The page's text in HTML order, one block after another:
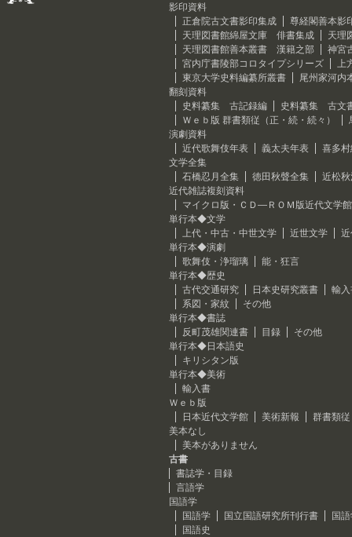
影印資料
正倉院古文書影印集成
尊経閣善本影
天理図書館綿屋文庫 俳書集成
天理
天理図書館善本叢書 漢籍之部
神宮
宮内庁書陵部コロタイプシリーズ
上
東京大学史料編纂所叢書
尾州家河内
翻刻資料
史料纂集 古記録編
史料纂集 古文
Ｗｅｂ版 群書類従（正・続・続々）
演劇資料
近代歌舞伎年表
義太夫年表
喜多
文学全集
石橋忍月全集
徳田秋聲全集
近松
近代雑誌複刻資料
マイクロ版・ＣＤ―ＲＯＭ版近代文学館
単行本◆文学
上代・中古・中世文学
近世文学
単行本◆演劇
歌舞伎・浄瑠璃
能・狂言
単行本◆歴史
古代交通研究
日本史研究叢書
輸
系図・家紋
その他
単行本◆書誌
反町茂雄関連書
目録
その他
単行本◆日本語史
キリシタン版
単行本◆美術
輸入書
Ｗｅｂ版
日本近代文学館
美術新報
群書類
美本なし
美本がありません
古書
書誌学・目録
言語学
国語学
国語学
国立国語研究所刊行書
国
国語史